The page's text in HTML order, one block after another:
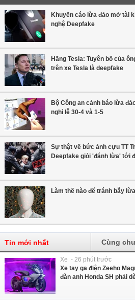
Khuyến cáo lừa đảo mở tài
nghệ Deepfake
Hãng Tesla: Tuyên bố của
trên xe Tesla là deepfake
Bộ Công an cảnh báo lừa
nghỉ lễ 30-4 và 1-5
Sự thật về bức ảnh cựu TT
Deepfake giỏi 'đánh lừa' tới
Làm thế nào để tránh bẫy
Tin mới nhất Cùng
Xe - 26 phút trước
Xe tay ga điện Zeeho
đàn anh Honda SH phải